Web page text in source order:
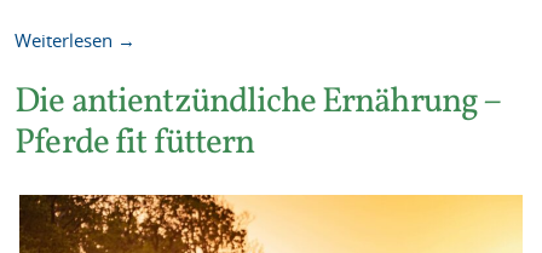
Weiterlesen →
Die antientzündliche Ernährung –
Pferde fit füttern